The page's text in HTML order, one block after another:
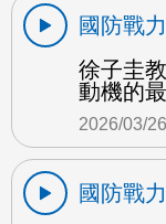
國防戰
徐子圭
動機的
2026/03/26
國防戰